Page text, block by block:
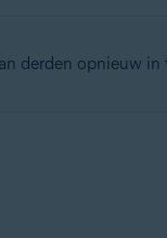
derden opnieuw